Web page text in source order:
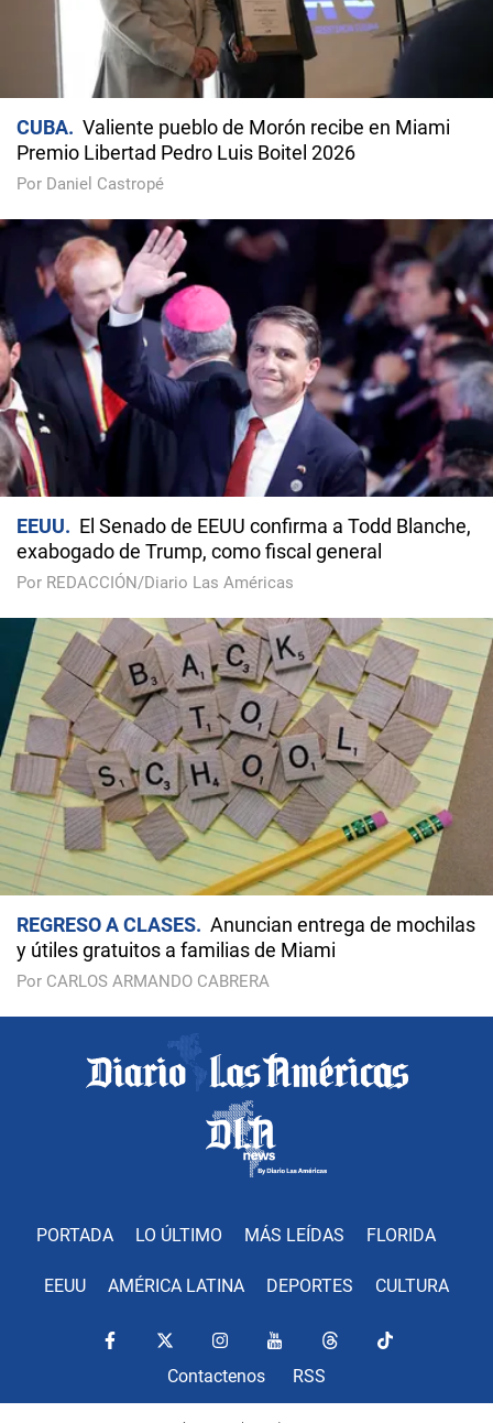
CUBA
Valiente pueblo de Morón recibe en Miami
Premio Libertad Pedro Luis Boitel 2026
Por Daniel Castropé
EEUU
El Senado de EEUU confirma a Todd Blanche,
exabogado de Trump, como fiscal general
Por REDACCIÓN/Diario Las Américas
REGRESO A CLASES
Anuncian entrega de mochilas
y útiles gratuitos a familias de Miami
Por CARLOS ARMANDO CABRERA
PORTADA LO ÚLTIMO MÁS LEÍDAS FLORIDA
EEUU AMÉRICA LATINA DEPORTES CULTURA
Contactenos RSS